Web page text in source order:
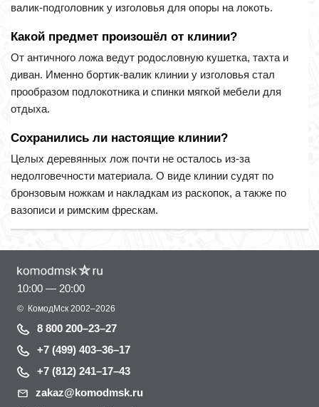
валик-подголовник у изголовья для опоры на локоть.
Какой предмет произошёл от клинии?
От античного ложа ведут родословную кушетка, тахта и
диван. Именно бортик-валик клинии у изголовья стал
прообразом подлокотника и спинки мягкой мебели для
отдыха.
Сохранились ли настоящие клинии?
Целых деревянных лож почти не осталось из-за
недолговечности материала. О виде клинии судят по
бронзовым ножкам и накладкам из раскопок, а также по
вазописи и римским фрескам.
10:00 — 20:00
© КомодМск 2002–2026
8 800 200–23–27
+7 (499) 403–36–17
+7 (812) 241–17–43
zakaz@komodmsk.ru